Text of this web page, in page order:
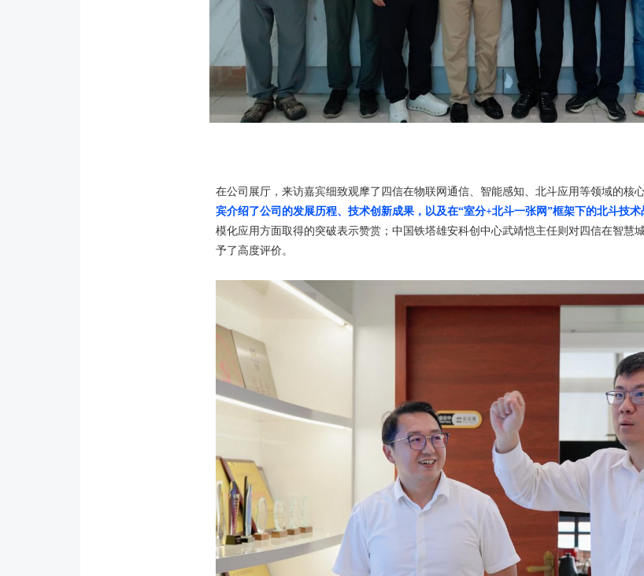
在公司展厅，来访嘉宾细致观摩了四信在物联网通信、智能感知、北斗应用等领域的核
宾介绍了公司的发展历程、技术创新成果，以及在“室分+北斗一张网”框架下的北斗技术
模化应用方面取得的突破表示赞赏；中国铁塔雄安科创中心武靖恺主任则对四信在智慧
予了高度评价。